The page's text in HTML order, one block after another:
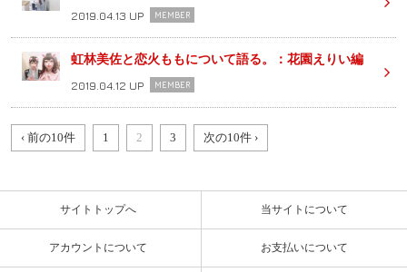
2019.04.13 UP MEMBER
虹林美佐と恋火ももについて語る。：花園えりい編
2019.04.12 UP MEMBER
‹ 前の10件 1 2 3 次の10件 ›
サイトトップへ 当サイトについて
アカウントについて お支払いについて